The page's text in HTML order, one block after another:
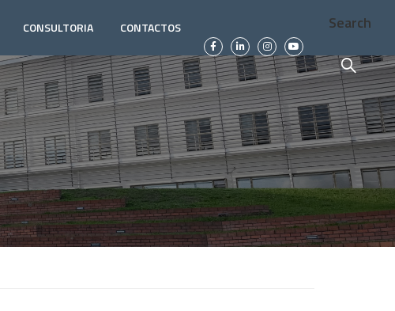
CONSULTORIA CONTACTOS Search